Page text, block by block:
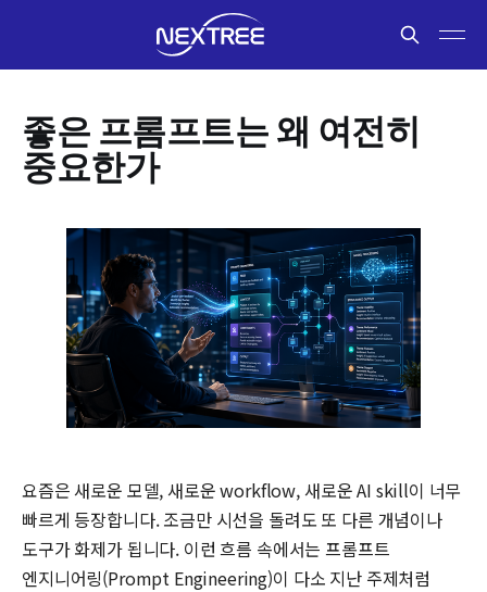
좋은 프롬프트는 왜 여전히
중요한가
요즘은 새로운 모델, 새로운 workflow, 새로운 AI skill이 너무
빠르게 등장합니다. 조금만 시선을 돌려도 또 다른 개념이나
도구가 화제가 됩니다. 이런 흐름 속에서는 프롬프트
엔지니어링(Prompt Engineering)이 다소 지난 주제처럼